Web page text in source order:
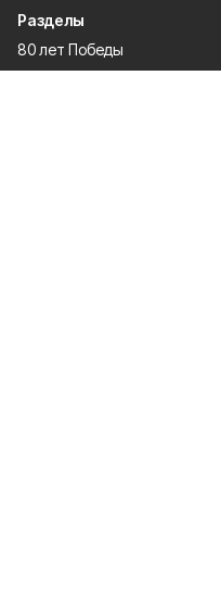
Разделы
80 лет Победы